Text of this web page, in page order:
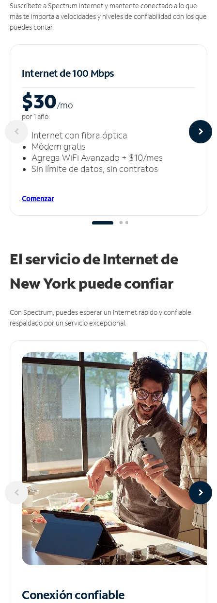
Suscríbete a Spectrum Internet y mantente conectado a lo que
más te importa a velocidades y niveles de confiabilidad con los que
puedes contar.
Internet de 100 Mbps
$30/mo
por 1 año
Internet con fibra óptica
Módem gratis
Agrega WiFi Avanzado + $10/mes
Sin límite de datos, sin contratos
Comenzar
El servicio de Internet de
New York puedeconfiar
Con Spectrum, puedes esperar un Internet rápido y confiable
respaldado por un servicio excepcional.
Conexión confiable